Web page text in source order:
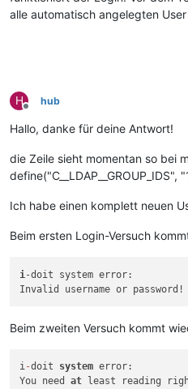
alle automatisch angelegten
H
Offline
hub
Hallo, danke für deine Antwort!
die Zeile sieht momentan so bei
define("C__LDAP__GROUP_IDS",
Ich habe einen komplett neuen
Beim ersten Login-Versuch
i -doit system error:
Beim zweiten Versuch kommt
i-doit system error:
You need at least reading